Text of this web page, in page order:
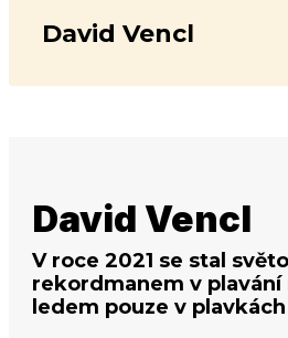
David Vencl
David Vencl
V roce 2021 se stal
rekordmanem v plavání
ledem pouze v